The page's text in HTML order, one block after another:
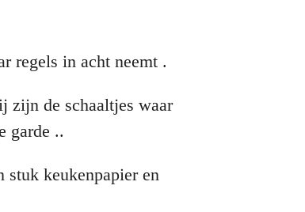
regels in acht neemt .
zijn de schaaltjes waar
garde ..
stuk keukenpapier en